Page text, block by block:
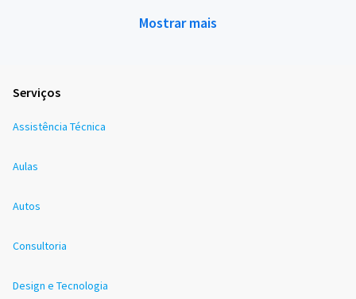
Mostrar mais
Serviços
Assistência Técnica
Aulas
Autos
Consultoria
Design e Tecnologia